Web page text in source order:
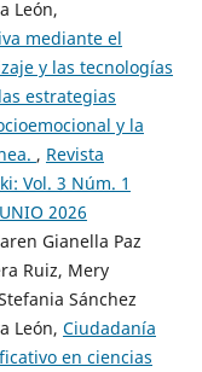
León,
mediante el
y las tecnologías
estrategias
y la
, Revista
Vol. 3 Núm. 1
2026
Gianella Paz
Ruiz, Mery
Sánchez
León, Ciudadanía
en ciencias